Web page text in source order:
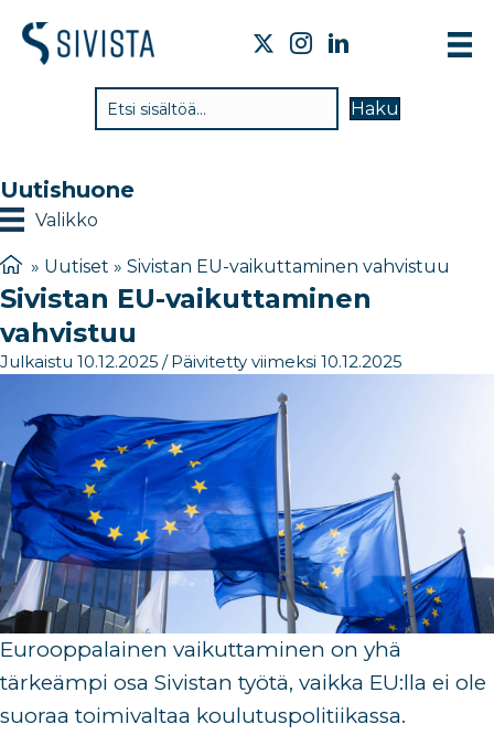
Haku
Uutishuone
Valikko
» Uutiset » Sivistan EU-vaikuttaminen vahvistuu
Sivistan EU-vaikuttaminen
vahvistuu
Julkaistu 10.12.2025 / Päivitetty viimeksi 10.12.2025
Eurooppalainen vaikuttaminen on yhä
tärkeämpi osa Sivistan työtä, vaikka EU:lla ei ole
suoraa toimivaltaa koulutuspolitiikassa.